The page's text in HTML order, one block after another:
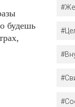
будешь